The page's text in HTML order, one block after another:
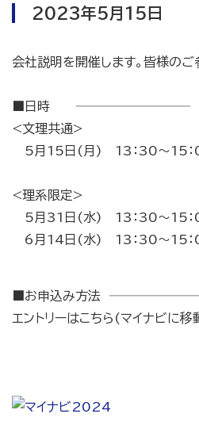
2023年5月15日
会社説明を開催します。皆様のご
■日時 ─────────
<文理共通>
5月15日(月) 13：30～
<理系限定>
5月31日(水) 13：30～15
6月14日(水) 13：30～15：
■お申込み方法
エントリーはこちら(マイナビに移